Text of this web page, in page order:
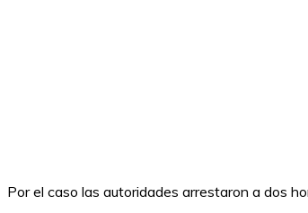
Por el caso las autoridades arrestaron a dos